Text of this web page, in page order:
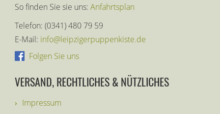
So finden Sie sie uns: Anfahrtsplan
Telefon: (0341) 480 79 59
E-Mail: info@leipzigerpuppenkiste.de
Folgen Sie uns
VERSAND, RECHTLICHES & NÜTZLICHES
Impressum